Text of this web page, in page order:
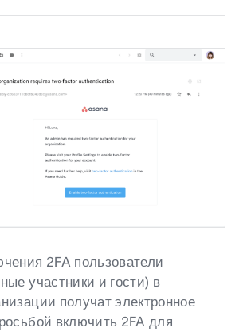
2FA пользователи
участники и гости) в
получат электронное
включить 2FA для